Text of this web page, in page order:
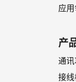
应
产
通
接